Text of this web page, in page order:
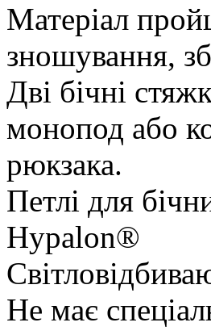
Матеріал
зношування,
Дві бічні
монопод або
рюкзака.
Петлі для
Hypalon®
Не має